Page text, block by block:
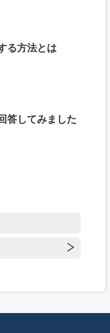
る方法とは
答してみました